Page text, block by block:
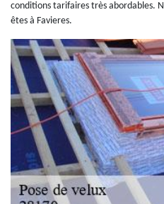
conditions tarifaires très abordables.
êtes à Favieres.